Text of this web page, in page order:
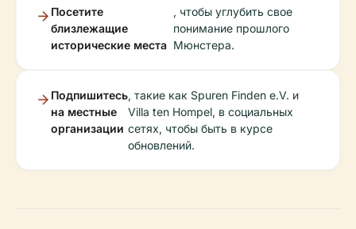
Посетите
близлежащие
исторические места
, чтобы углубить свое
понимание прошлого
Мюнстера.
Подпишитесь
на местные
организации
, такие как Spuren Finden e.V. и
Villa ten Hompel, в социальных
сетях, чтобы быть в курсе
обновлений.